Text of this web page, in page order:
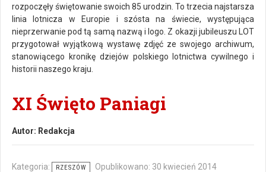
rozpoczęły świętowanie swoich 85 urodzin. To trzecia najstarsza
linia lotnicza w Europie i szósta na świecie, występująca
nieprzerwanie pod tą samą nazwą i logo. Z okazji jubileuszu LOT
przygotował wyjątkową wystawę zdjęć ze swojego archiwum,
stanowiącego kronikę dziejów polskiego lotnictwa cywilnego i
historii naszego kraju.
XI Święto Paniagi
Autor: Redakcja
Kategoria: RZESZÓW
Opublikowano: 30 kwiecień 2014